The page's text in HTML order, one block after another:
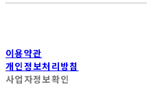
이용약관
개인정보처리방침
사업자정보확인